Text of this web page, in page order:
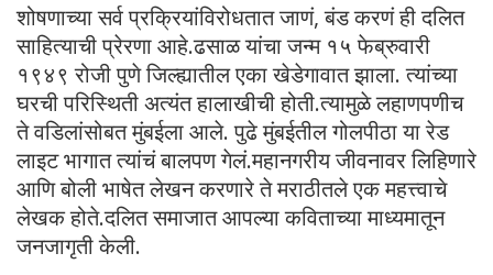
शोषणाच्या सर्व प्रक्रियांविरोधतात जाणं, बंड करणं ही दलित
साहित्याची प्रेरणा आहे.ढसाळ यांचा जन्म १५ फेब्रुवारी
१९४९ रोजी पुणे जिल्ह्यातील एका खेडेगावात झाला. त्यांच्या
घरची परिस्थिती अत्यंत हालाखीची होती.त्यामुळे लहाणपणीच
ते वडिलांसोबत मुंबईला आले. पुढे मुंबईतील गोलपीठा या रेड
लाइट भागात त्यांचं बालपण गेलं.महानगरीय जीवनावर लिहिणारे
आणि बोली भाषेत लेखन करणारे ते मराठीतले एक महत्त्वाचे
लेखक होते.दलित समाजात आपल्या कविताच्या माध्यमातून
जनजागृती केली.